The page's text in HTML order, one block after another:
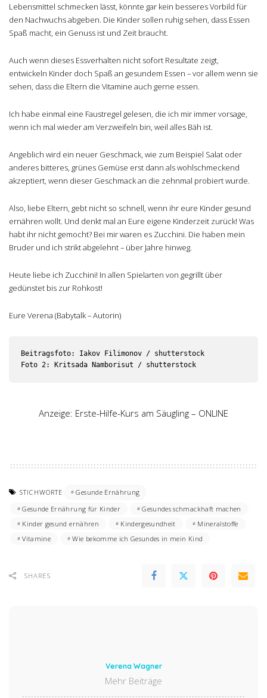
Lebensmittel schmecken lässt, könnte gar kein besseres Vorbild für
den Nachwuchs abgeben. Die Kinder sollen ruhig sehen, dass Essen
Spaß macht, ein Genuss ist und Zeit braucht.
Auch wenn dieses Essverhalten nicht sofort Resultate zeigt,
entwickeln Kinder doch Spaß an gesundem Essen – vor allem wenn sie
sehen, dass die Eltern die Vitamine auch gerne essen.
Ich habe einmal eine Faustregel gelesen, die ich mir immer vorsage,
wenn ich mal wieder am Verzweifeln bin, weil alles Bäh ist.
Angeblich wird ein neuer Geschmack, wie zum Beispiel Salat oder
anderes bitteres, grünes Gemüse erst dann als wohlschmeckend
akzeptiert, wenn dieser Geschmack an die zehnmal probiert wurde.
Also, liebe Eltern, gebt nicht so schnell, wenn ihr eure Kinder gesund
ernähren wollt. Und denkt mal an Eure eigene Kinderzeit zurück! Was
habt ihr nicht gemocht? Bei mir waren es Zucchini. Die haben mein
Bruder und ich strikt abgelehnt – über Jahre hinweg.
Heute liebe ich Zucchini! In allen Spielarten von gegrillt über
gedünstet bis zur Rohkost!
Eure Verena (Babytalk – Autorin)
Beitragsfoto: Iakov Filimonov / shutterstock
Foto 2: Kritsada Namborisut / shutterstock
Anzeige: Erste-Hilfe-Kurs am Säugling – ONLINE
STICHWORTE
Gesunde Ernährung
Gesunde Ernährung für Kinder
Gesundes schmackhaft machen
Kinder gesund ernähren
Kindergesundheit
Mineralstoffe
Vitamine
Wie bekomme ich Gesundes in mein Kind
SHARES
Verena Wagner
Mehr Beiträge